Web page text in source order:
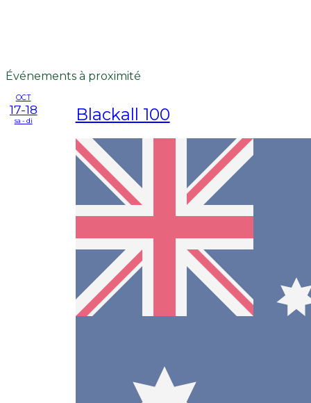
Événements à proximité
OCT
17-18
sa - di Blackall 100